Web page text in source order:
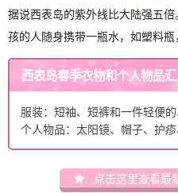
据说西表岛的紫外线比大陆强五倍。
孩的人随身携带一瓶水，如塑料瓶
西表岛春季衣物和个人物品
服装：短袖、短裤和一件轻便的
个人物品：太阳镜、帽子、护
点击这里查看最